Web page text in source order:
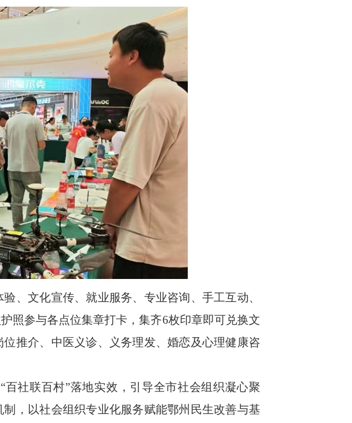
文化宣传、就业服务、专业咨询、手工互动、
照参与各点位集章打卡，集齐6枚印章即可兑换文
推介、中医义诊、义务理发、婚恋及心理健康咨
社联百村”落地实效，引导全市社会组织凝心聚
，以社会组织专业化服务赋能鄂州民生改善与基